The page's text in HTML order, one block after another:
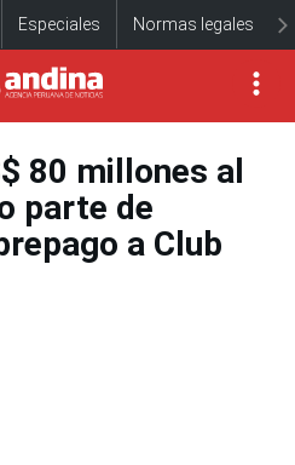
Especiales Normas legales
80 millones al
parte de
a Club